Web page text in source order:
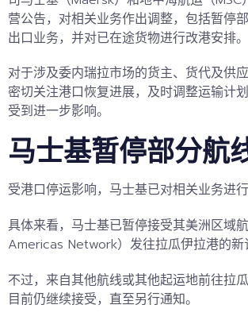
营公告，对相关业务作出调整，包括暂停
出口业务，并对已在途货物进行改港安排。
对于涉及委内瑞拉市场的货主、货代及供
密切关注港口恢复进展，及时调整运输计
受到进一步影响。
马士基暂停部分航
受港口停运影响，马士基已对相关业务进行
具体来看， 马士基已暂停接受其美洲区域
Americas Network）发往拉瓜伊拉港的新
不过，来自其他航线或其他起运地前往拉
目前仍继续接受，直至另行通知。